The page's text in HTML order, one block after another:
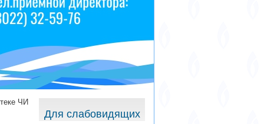
ЧИ
Для слабовидящих